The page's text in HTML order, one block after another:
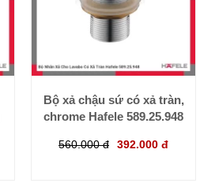
Bộ xả chậu sứ có xả tràn,
chrome Hafele 589.25.948
560.000 đ 392.000 đ